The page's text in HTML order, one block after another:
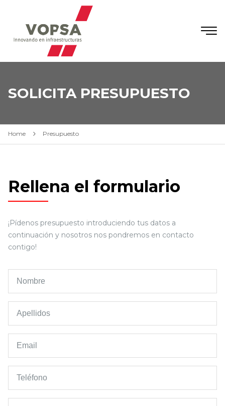
SOLICITA PRESUPUESTO
Home Presupuesto
Rellena el formulario
¡Pídenos presupuesto introduciendo tus datos a
continuación y nosotros nos pondremos en contacto
contigo!